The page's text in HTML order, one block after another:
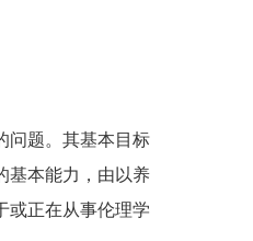
问题。其基本目标
基本能力，由以养
或正在从事伦理学